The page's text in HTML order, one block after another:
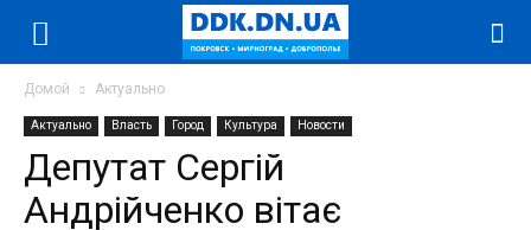
Домой Актуально
Актуально Власть Город Культура Новости
Депутат Сергій
Андрійченко вітає